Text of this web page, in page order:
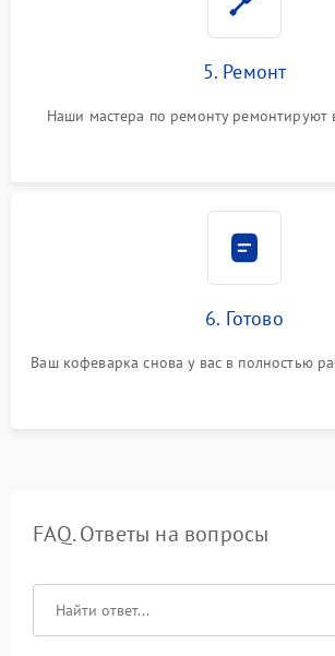
5. Ремонт
Наши мастера по ремонту ремонтируют
6. Готово
Ваш кофеварка снова у вас в полностью
FAQ. Ответы на вопросы